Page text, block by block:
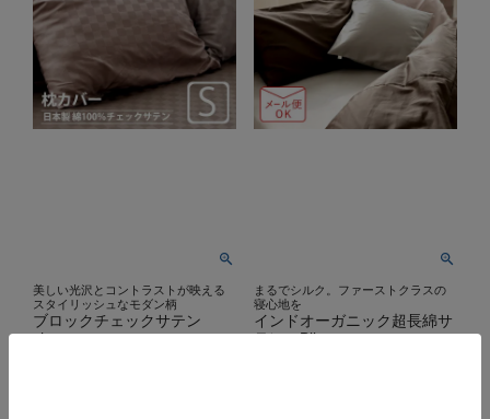
美しい光沢とコントラストが映える
スタイリッシュなモダン柄
ブロックチェックサテン
chess
まるでシルク。ファーストクラスの
寝心地を
インドオーガニック超長綿サ
テン Bijoux